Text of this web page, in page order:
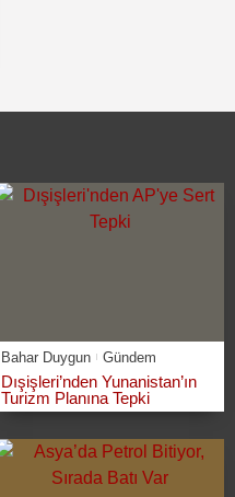
Bahar Duygun Gündem
Dışişleri’nden Yunanistan’ın
Turizm Planına Tepki